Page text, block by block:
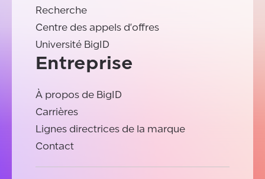
Recherche
Centre des appels d'offres
Université BigID
Entreprise
À propos de BigID
Carrières
Lignes directrices de la marque
Contact